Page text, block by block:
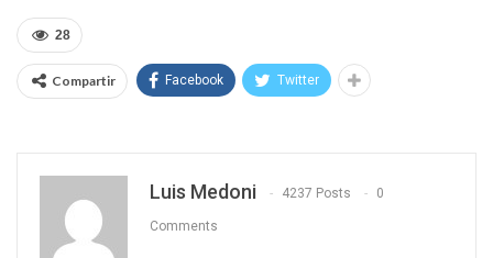
28
Compartir Facebook Twitter
Luis Medoni 4237 Posts 0
Comments